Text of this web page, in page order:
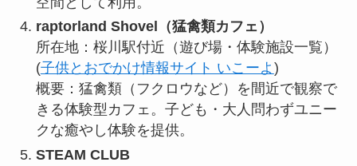
raptorland Shovel（猛禽類カフェ）
所在地：桜川駅付近（遊び場・体験施設一覧）
(子供とおでかけ情報サイト いこーよ )
概要：猛禽類（フクロウなど）を間近で観察で
きる体験型カフェ。子ども・大人問わずユニー
クな癒やし体験を提供。
STEAM CLUB